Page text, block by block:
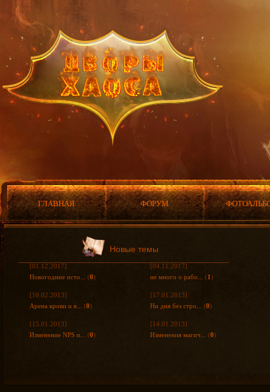
ГЛАВНАЯ ФОРУМ
Новые темы
[01.12.2017]
Новогодние исто...
(0)
[04.11.2017]
не много о рабо...
(1)
[10.02.2013]
Арена крови и в...
(0)
[17.01.2013]
Ни дня без стро...
(0)
[15.01.2013]
Изменение NPS и...
(0)
[14.01.2013]
Изменения магич...
(0)